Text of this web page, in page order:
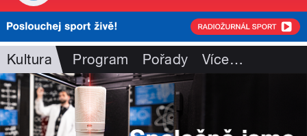
Kultura Program Pořady Více…